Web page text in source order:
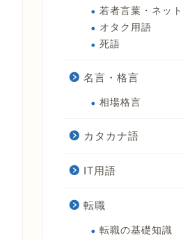
若者言葉・ネッ
オタク用語
死語
名言・格言
相場格言
カタカナ語
IT用語
転職
転職の基礎知識